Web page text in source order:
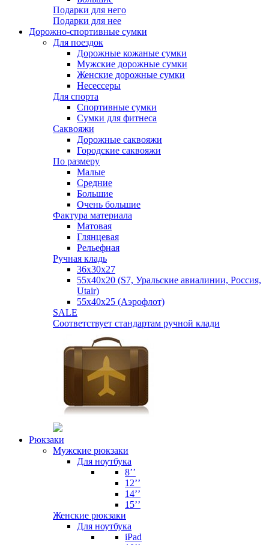
Подарки для него
Подарки для нее
Дорожно-спортивные сумки
Для поездок
Дорожные кожаные сумки
Мужские дорожные сумки
Женские дорожные сумки
Несессеры
Для спорта
Спортивные сумки
Сумки для фитнеса
Саквояжи
Дорожные саквояжи
Городские саквояжи
По размеру
Малые
Средние
Большие
Очень большие
Фактура материала
Матовая
Глянцевая
Рельефная
Ручная кладь
36х30x27
55х40х20 (S7, Уральские авиалинии, Россия,
Utair)
55х40х25 (Аэрофлот)
SALE
Соответствует стандартам ручной клади
Рюкзаки
Мужские рюкзаки
Для ноутбука
8’’
12’’
14’’
15’’
Женские рюкзаки
Для ноутбука
iPad